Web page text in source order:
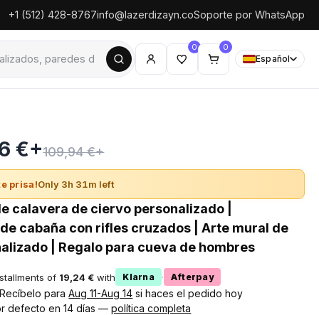
+1 (512) 428-8767info@lazerdizayn.coSoporte por WhatsApp
0 0
Español
€+109,94 €+
prisa!Only 3h 31m left
calavera de ciervo personalizado |
cabaña con rifles cruzados | Arte mural de
| Regalo para cueva de hombres
of 19,24 € with Klarna · Afterpay
paraAug 11-Aug 14 si haces el pedido hoy
defecto en 14 días —política completa